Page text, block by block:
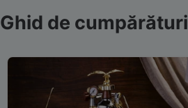
Ghid de cumpărături